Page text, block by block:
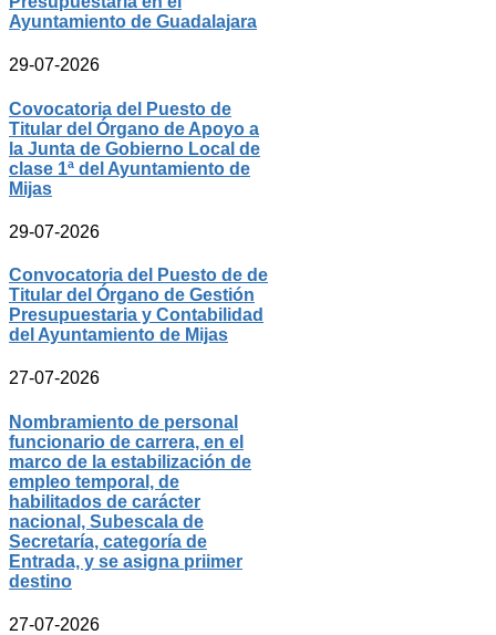
Ayuntamiento de Guadalajara
29-07-2026
Covocatoria del Puesto de
Titular del Órgano de Apoyo a
la Junta de Gobierno Local de
clase 1ª del Ayuntamiento de
Mijas
29-07-2026
Convocatoria del Puesto de de
Titular del Órgano de Gestión
Presupuestaria y Contabilidad
del Ayuntamiento de Mijas
27-07-2026
Nombramiento de personal
funcionario de carrera, en el
marco de la estabilización de
empleo temporal, de
habilitados de carácter
nacional, Subescala de
Secretaría, categoría de
Entrada, y se asigna priimer
destino
27-07-2026